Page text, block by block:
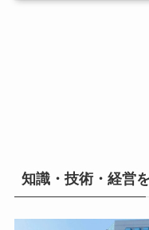
知識・技術・経営